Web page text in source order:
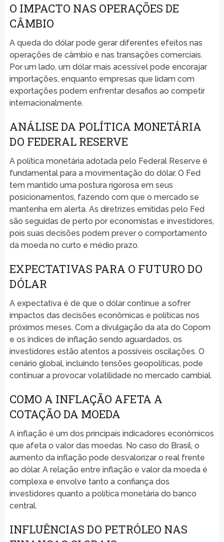
O IMPACTO NAS OPERAÇÕES DE
CÂMBIO
A queda do dólar pode gerar diferentes efeitos nas
operações de câmbio e nas transações comerciais.
Por um lado, um dólar mais acessível pode encorajar
importações, enquanto empresas que lidam com
exportações podem enfrentar desafios ao competir
internacionalmente.
ANÁLISE DA POLÍTICA MONETÁRIA
DO FEDERAL RESERVE
A política monetária adotada pelo Federal Reserve é
fundamental para a movimentação do dólar. O Fed
tem mantido uma postura rigorosa em seus
posicionamentos, fazendo com que o mercado se
mantenha em alerta. As diretrizes emitidas pelo Fed
são seguidas de perto por economistas e investidores,
pois suas decisões podem prever o comportamento
da moeda no curto e médio prazo.
EXPECTATIVAS PARA O FUTURO DO
DÓLAR
A expectativa é de que o dólar continue a sofrer
impactos das decisões econômicas e políticas nos
próximos meses. Com a divulgação da ata do Copom
e os índices de inflação sendo aguardados, os
investidores estão atentos a possíveis oscilações. O
cenário global, incluindo tensões geopolíticas, pode
continuar a provocar volatilidade no mercado cambial.
COMO A INFLAÇÃO AFETA A
COTAÇÃO DA MOEDA
A inflação é um dos principais indicadores econômicos
que afeta o valor das moedas. No caso do Brasil, o
aumento da inflação pode desvalorizar o real frente
ao dólar. A relação entre inflação e valor da moeda é
complexa e envolve tanto a confiança dos
investidores quanto a política monetária do banco
central.
INFLUÊNCIAS DO PETRÓLEO NAS